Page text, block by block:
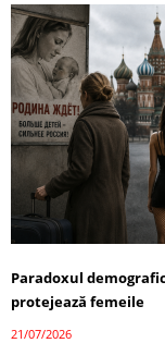
Paradoxul
protejează femeile
21/07/2026